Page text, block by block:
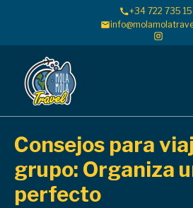
+34 722 735
Consejos para
grupo: Organiza
perfecto